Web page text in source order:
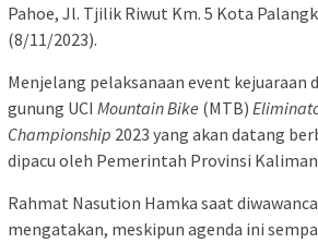
Pahoe, Jl. Tjilik Riwut Km. 5 Kota
(8/11/2023).
Menjelang pelaksanaan event kejuaraan
gunung UCI Mountain Bike (MTB)
Championship 2023 yang akan datang
dipacu oleh Pemerintah Provinsi
Rahmat Nasution Hamka saat
mengatakan, meskipun agenda ini